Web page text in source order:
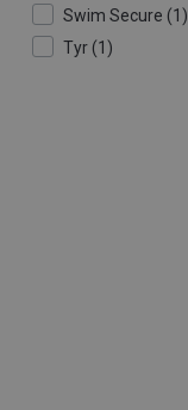
Swim Secure (1)
Tyr (1)